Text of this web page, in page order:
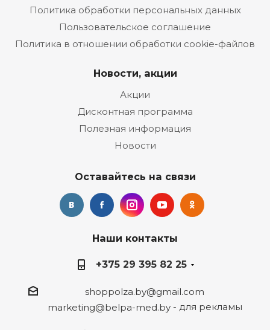
Политика обработки персональных данных
Пользовательское соглашение
Политика в отношении обработки cookie-файлов
Новости, акции
Акции
Дисконтная программа
Полезная информация
Новости
Оставайтесь на связи
Наши контакты
+375 29 395 82 25
shoppolza.by@gmail.com
marketing@belpa-med.by- для рекламы